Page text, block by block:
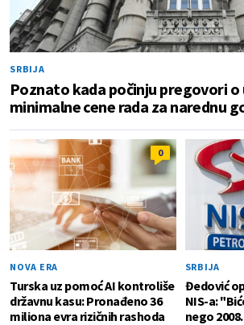
SRBIJA
Poznato kada počinju pregovori
minimalne cene rada za narednu
0
NOVA ERA
Turska uz pomoć AI kontroliše
državnu kasu: Pronađeno 36
miliona evra rizičnih rashoda
SRBIJA
Đedović
NIS-a:
nego